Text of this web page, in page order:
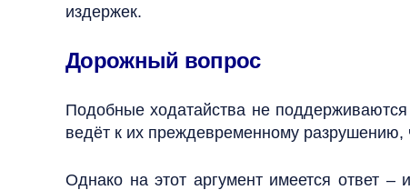
издержек.
Дорожный вопрос
Подобные ходатайства не
ведёт к их преждевременному разрушению,
Однако на этот аргумент имеется ответ –